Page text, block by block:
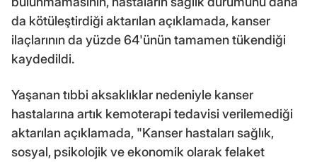
da kötüleştirdiği aktarılan açıklamada, kanser
ilaçlarının da yüzde 64'ünün tamamen tükendiği
kaydedildi.
Yaşanan tıbbi aksaklıklar nedeniyle kanser
hastalarına artık kemoterapi tedavisi verilemediği
aktarılan açıklamada, "Kanser hastaları sağlık,
sosyal, psikolojik ve ekonomik olarak felaket